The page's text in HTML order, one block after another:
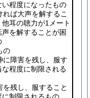
程度になったもの
ば大声を解するこ
耳の聴力が1メート
を解することが困
の
障害を残し、服す
程度に制限される
残し、服すること